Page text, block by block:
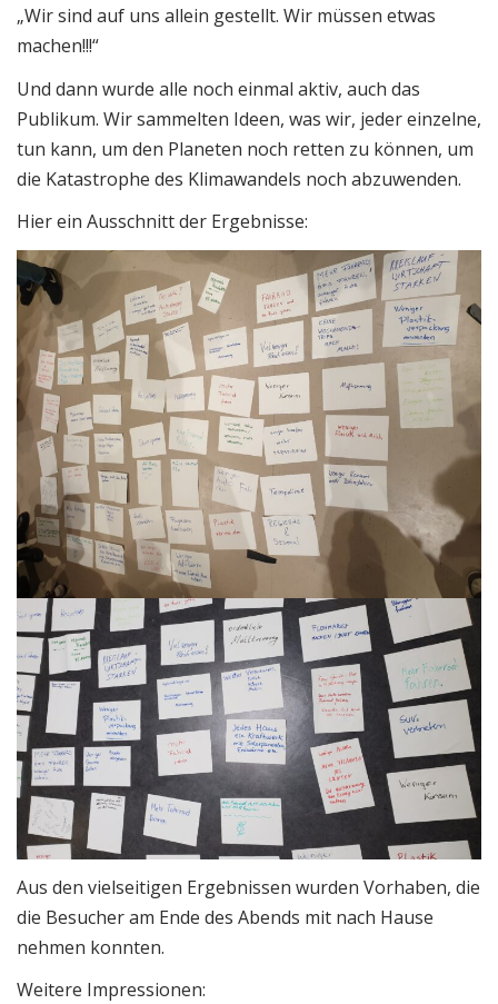
„Wir sind auf uns allein gestellt. Wir müssen etwas
machen!!!“
Und dann wurde alle noch einmal aktiv, auch das
Publikum. Wir sammelten Ideen, was wir, jeder einzelne,
tun kann, um den Planeten noch retten zu können, um
die Katastrophe des Klimawandels noch abzuwenden.
Hier ein Ausschnitt der Ergebnisse:
Aus den vielseitigen Ergebnissen wurden Vorhaben, die
die Besucher am Ende des Abends mit nach Hause
nehmen konnten.
Weitere Impressionen: